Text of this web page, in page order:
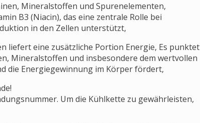
Mineralstoffen und Spurenelementen,
B3 (Niacin), das eine zentrale Rolle bei
in den Zellen unterstützt,
liefert eine zusätzliche Portion Energie, Es punktet
Mineralstoffen und insbesondere dem wertvollen
die Energiegewinnung im Körper fördert,
Um die Kühlkette zu gewährleisten,